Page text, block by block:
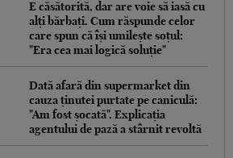
E căsătorită, dar are voie să iasă cu
alți bărbați. Cum răspunde celor
care spun că își umilește soțul:
"Era cea mai logică soluție"
Dată afară din supermarket din
cauza ținutei purtate pe caniculă:
"Am fost șocată". Explicația
agentului de pază a stârnit revoltă